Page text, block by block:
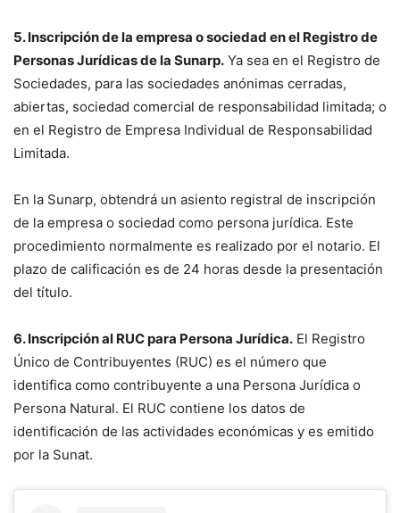
5. Inscripción de la empresa o sociedad en el Registro de
Personas Jurídicas de la Sunarp. Ya sea en el Registro de
Sociedades, para las sociedades anónimas cerradas,
abiertas, sociedad comercial de responsabilidad limitada; o
en el Registro de Empresa Individual de Responsabilidad
Limitada.
En la Sunarp, obtendrá un asiento registral de inscripción
de la empresa o sociedad como persona jurídica. Este
procedimiento normalmente es realizado por el notario. El
plazo de calificación es de 24 horas desde la presentación
del título.
6. Inscripción al RUC para Persona Jurídica. El Registro
Único de Contribuyentes (RUC) es el número que
identifica como contribuyente a una Persona Jurídica o
Persona Natural. El RUC contiene los datos de
identificación de las actividades económicas y es emitido
por la Sunat.